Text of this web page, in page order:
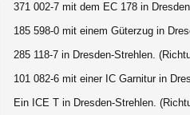
371 002-7 mit dem EC 178 in
185 598-0 mit einem Güterzug in
285 118-7 in Dresden-Strehlen.
101 082-6 mit einer IC Garnitur in
Ein ICE T in Dresden-Strehlen.